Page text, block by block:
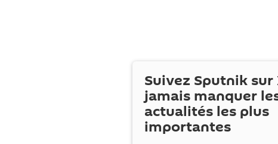
Suivez Sputnik sur
jamais manquer
actualités les plus
importantes